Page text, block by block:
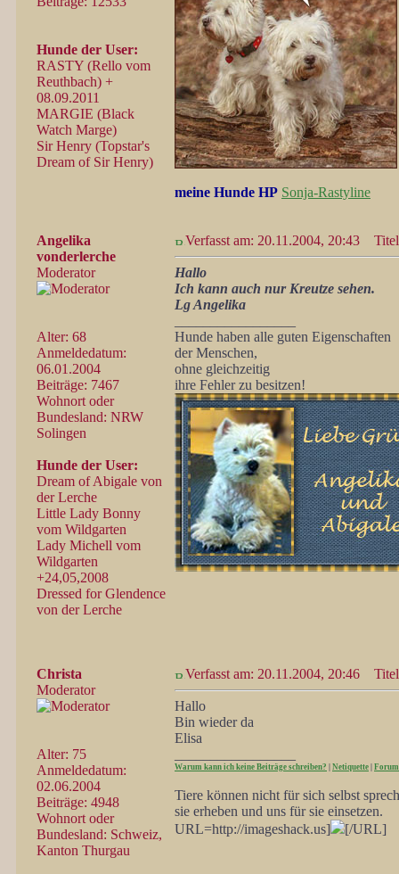
Hunde der User:
RASTY (Rello vom
Reuthbach) +
08.09.2011
MARGIE (Black
Watch Marge)
Sir Henry (Topstar's
Dream of Sir Henry)
meine Hunde HP Sonja-Rastyline
Angelika
vonderlerche
Moderator
Alter: 68
Anmeldedatum:
06.01.2004
Beiträge: 7467
Wohnort oder
Bundesland: NRW
Solingen
Hunde der User:
Dream of Abigale von
der Lerche
Little Lady Bonny
vom Wildgarten
Lady Michell vom
Wildgarten
+24,05,2008
Dressed for Glendence
von der Lerche
Verfasst am: 20.11.2004, 20:43
Hallo
Ich kann auch nur Kreutze sehen.
Lg Angelika
Hunde haben alle guten Eigenschaften
der Menschen,
ohne gleichzeitig
ihre Fehler zu besitzen!
Christa
Moderator
Alter: 75
Anmeldedatum:
02.06.2004
Beiträge: 4948
Wohnort oder
Bundesland: Schweiz,
Kanton Thurgau
Verfasst am: 20.11.2004, 20:46
Hallo
Bin wieder da
Elisa
Warum kann ich keine Beiträge schreiben? Netiquette
Tiere können nicht für sich selbst
sie erheben und uns für sie einsetzen.
URL=http://imageshack.us]
[/URL]